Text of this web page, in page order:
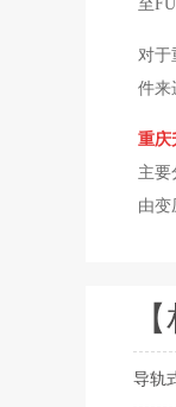
至
对于
件来
重庆
主要
由变
导轨